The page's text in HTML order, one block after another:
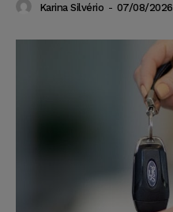
Karina Silvério - 07/08/2026